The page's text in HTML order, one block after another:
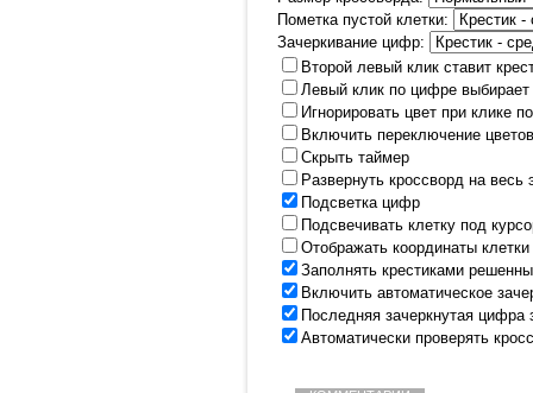
Пометка пустой клетки:
Зачеркивание цифр:
Второй левый клик ставит
Левый клик по цифре выбирает
Игнорировать цвет при клике
Включить переключение
Скрыть таймер
Развернуть кроссворд на
Подсветка цифр
Подсвечивать клетку под
Отображать координаты
Заполнять крестиками
Включить автоматическое
Последняя зачеркнутая цифра
Автоматически проверять